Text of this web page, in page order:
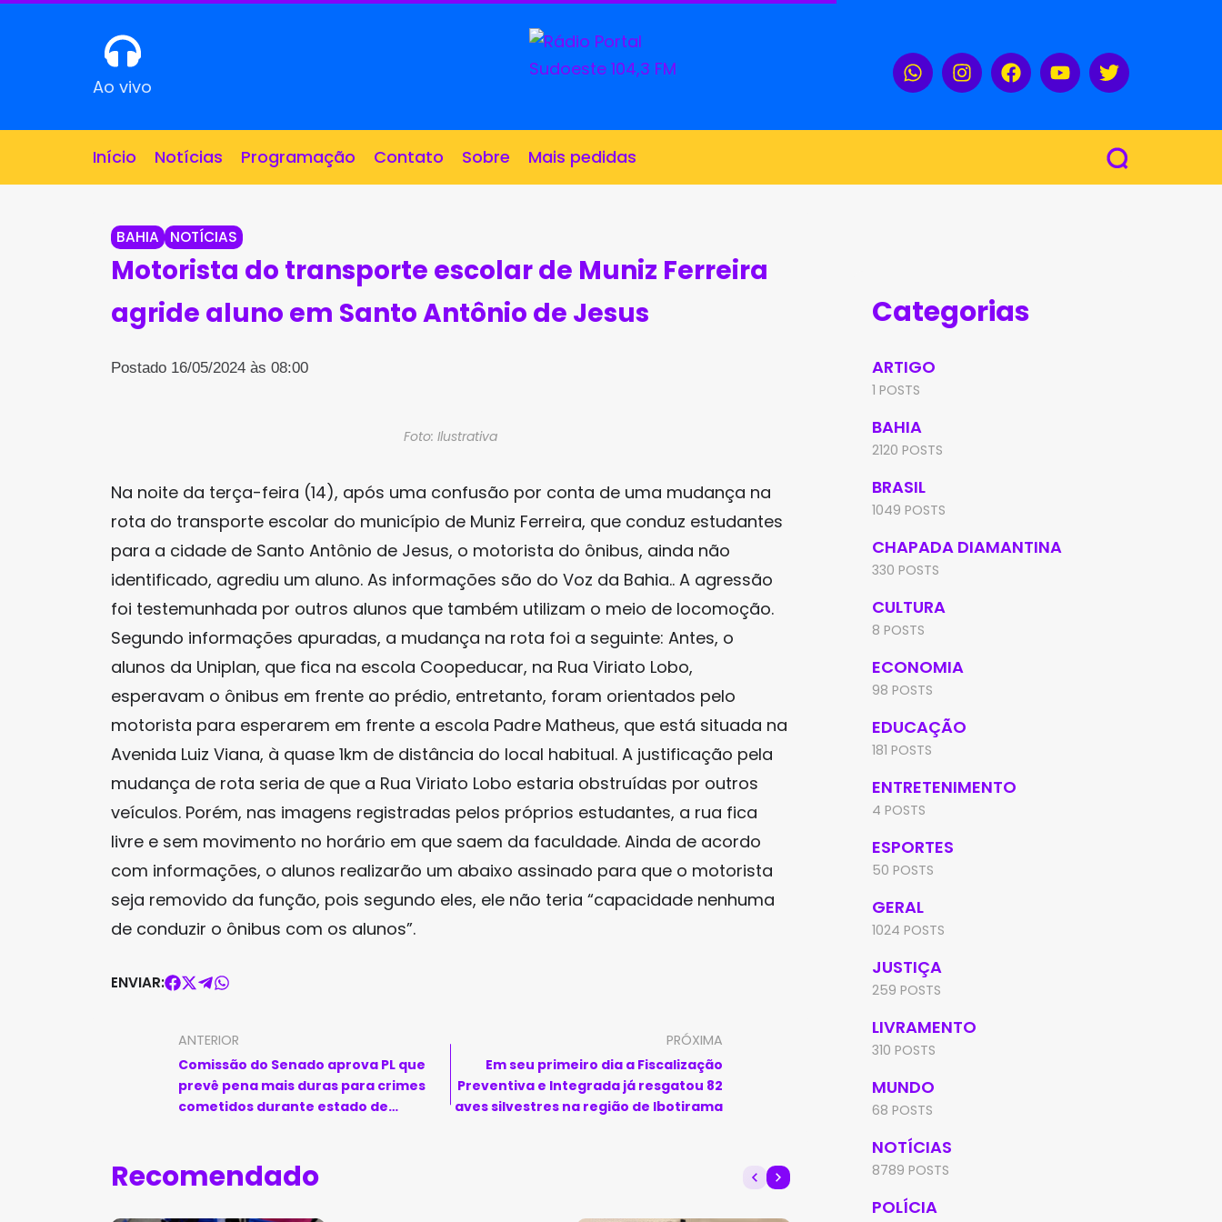
Ao vivo
Início Notícias Programação Contato Sobre Mais pedidas
BAHIA NOTÍCIAS
Motorista do transporte escolar de Muniz Ferreira
agride aluno em Santo Antônio de Jesus
Postado 16/05/2024 às 08:00
Foto: Ilustrativa
Na noite da terça-feira (14), após uma confusão por conta de uma mudança na
rota do transporte escolar do município de Muniz Ferreira, que conduz estudantes
para a cidade de Santo Antônio de Jesus, o motorista do ônibus, ainda não
identificado, agrediu um aluno. As informações são do Voz da Bahia.. A agressão
foi testemunhada por outros alunos que também utilizam o meio de locomoção.
Segundo informações apuradas, a mudança na rota foi a seguinte: Antes, o
alunos da Uniplan, que fica na escola Coopeducar, na Rua Viriato Lobo,
esperavam o ônibus em frente ao prédio, entretanto, foram orientados pelo
motorista para esperarem em frente a escola Padre Matheus, que está situada na
Avenida Luiz Viana, à quase 1km de distância do local habitual. A justificação pela
mudança de rota seria de que a Rua Viriato Lobo estaria obstruídas por outros
veículos. Porém, nas imagens registradas pelos próprios estudantes, a rua fica
livre e sem movimento no horário em que saem da faculdade. Ainda de acordo
com informações, o alunos realizarão um abaixo assinado para que o motorista
seja removido da função, pois segundo eles, ele não teria “capacidade nenhuma
de conduzir o ônibus com os alunos”.
ENVIAR:
ANTERIOR
Comissão do Senado aprova PL que
prevê pena mais duras para crimes
cometidos durante estado de
PRÓXIMA
Em seu primeiro dia a Fiscalização
Preventiva e Integrada já resgatou 82
aves silvestres na região de Ibotirama
Recomendado
Categorias
ARTIGO
1 POSTS
BAHIA
2120 POSTS
BRASIL
1049 POSTS
CHAPADA DIAMANTINA
330 POSTS
CULTURA
8 POSTS
ECONOMIA
98 POSTS
EDUCAÇÃO
181 POSTS
ENTRETENIMENTO
4 POSTS
ESPORTES
50 POSTS
GERAL
1024 POSTS
JUSTIÇA
259 POSTS
LIVRAMENTO
310 POSTS
MUNDO
68 POSTS
NOTÍCIAS
8789 POSTS
POLÍCIA